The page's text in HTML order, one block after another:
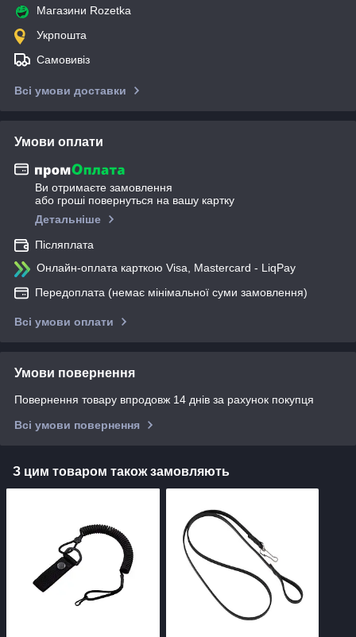
Магазини Rozetka
Укрпошта
Самовивіз
Всі умови доставки
Умови оплати
Ви отримаєте замовлення
або гроші повернуться на вашу картку
Детальніше
Післяплата
Онлайн-оплата карткою Visa, Mastercard - LiqPay
Передоплата (немає мінімальної суми замовлення)
Всі умови оплати
Умови повернення
Повернення товару впродовж 14 днів за рахунок покупця
Всі умови повернення
З цим товаром також замовляють